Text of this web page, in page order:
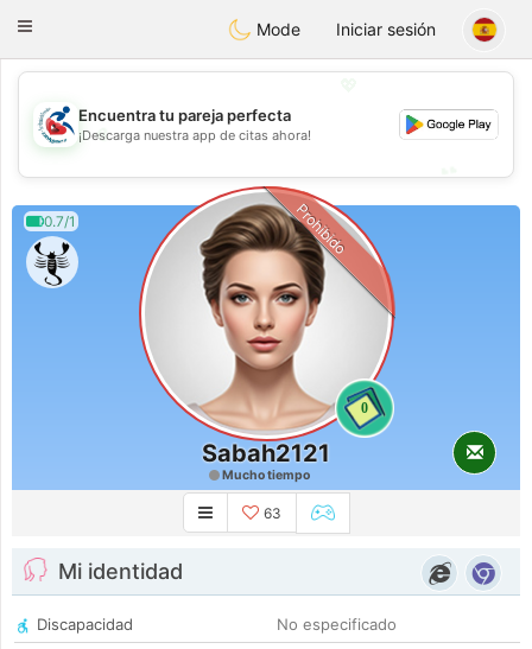
Handi Space
Toggle
Mode Iniciar sesión
💖
💕
Encuentra tu pareja perfecta
¡Descarga nuestra app de citas ahora!
0.7/1
0
Prohibido
Sabah2121
Mucho tiempo
63
Mi identidad
Discapacidad
No especificado